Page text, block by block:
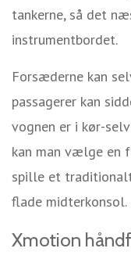
tankerne, så det
instrumentbordet.
Forsæderne kan
passagerer kan
vognen er i kør-
kan man vælge en
spille et
flade midterkonsol.
Xmotion